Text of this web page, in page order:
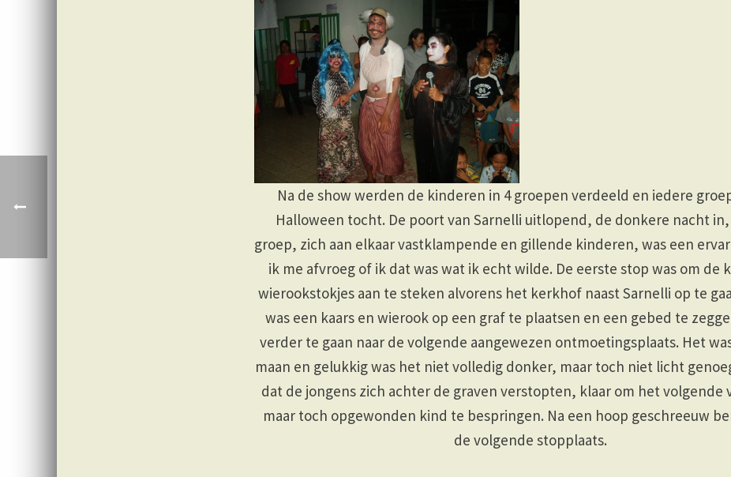
Na de show werden de kinderen in 4 groepen verdeeld en iedere
Halloween tocht. De poort van Sarnelli uitlopend, de donkere nacht
groep, zich aan elkaar vastklampende en gillende kinderen, was een
ik me afvroeg of ik dat was wat ik echt wilde. De eerste stop was om de
wierookstokjes aan te steken alvorens het kerkhof naast Sarnelli op te
was een kaars en wierook op een graf te plaatsen en een gebed te
verder te gaan naar de volgende aangewezen ontmoetingsplaats. Het
maan en gelukkig was het niet volledig donker, maar toch niet licht
dat de jongens zich achter de graven verstopten, klaar om het volgende
maar toch opgewonden kind te bespringen. Na een hoop geschreeuw
de volgende stopplaats.